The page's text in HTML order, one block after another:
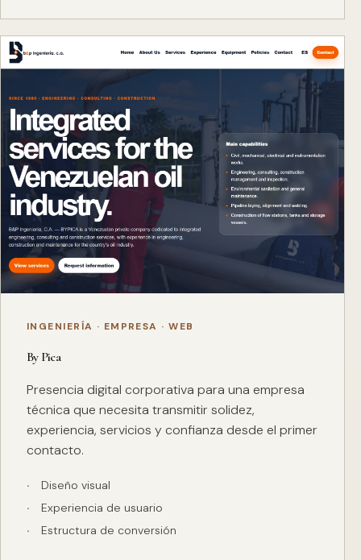
INGENIERÍA · EMPRESA · WEB
By Pica
Presencia digital corporativa para una empresa
técnica que necesita transmitir solidez,
experiencia, servicios y confianza desde el primer
contacto.
Diseño visual
Experiencia de usuario
Estructura de conversión